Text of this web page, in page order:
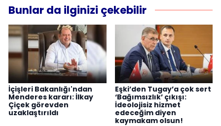
Bunlar da ilginizi çekebilir
İçişleri Bakanlığı'ndan
Menderes kararı: İlkay
Çiçek görevden
uzaklaştırıldı
Eşki’den Tugay’a çok sert
‘Bağımsızlık’ çıkışı:
İdeolojisiz hizmet
edeceğim diyen
kaymakam olsun!